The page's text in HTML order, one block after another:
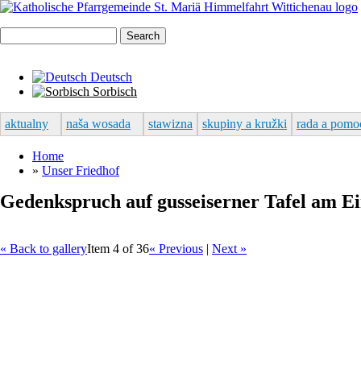
Search form
Deutsch
Sorbisch
aktualny naša wosada stawizna skupiny a kružki rada a
You are here
Home
» Unser Friedhof
Gedenkspruch auf gusseiserner Tafel am
« Back to galleryItem 4 of 36« Previous | Next »